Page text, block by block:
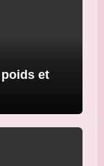
et